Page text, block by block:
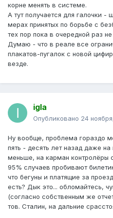
корне менять в системе.
А тут получается для галочки -
мерах принятых по борьбе с
тех пор пока в очередной раз
Думаю - что в реале все
плакатов-пугалок с новой
везде.
igla
Опубликовано 24
Ну вообще, проблема гораздо
пять - десять лет назад даже
меньше, на карман контролёры
95% случаев пробивают
что бегуны и платящие за
есть? Дык это... обломайтесь,
(согласно собственным же
тов. Сталин, на дальние